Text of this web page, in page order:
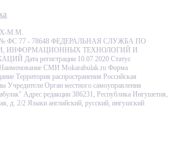
Х-М.М.
№ ФС 77 - 78648 ФЕДЕРАЛЬНАЯ СЛУЖБА ПО
ИНФОРМАЦИОННЫХ ТЕХНОЛОГИЙ И
регистрации 10.07.2020 Статус
Наименование СМИ Mokarabulak.ru Форма
Территория распространения Российская
Учредители Орган местного самоуправления
Адрес редакции 386231, Республика Ингушетия,
д. 2/2 Языки английский, русский, ингушский